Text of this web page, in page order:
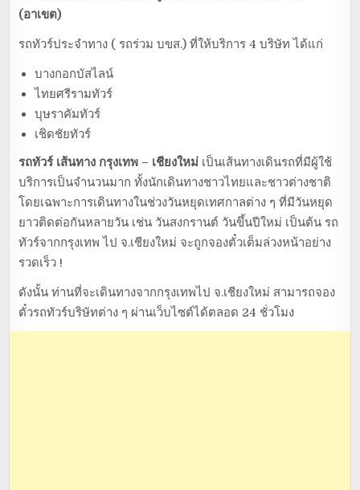
(อาเขต)
รถทัวร์ประจำทาง ( รถร่วม บขส.) ที่ให้บริการ 4 บริษัท ได้แก่
บางกอกบัสไลน์
ไทยศรีรามทัวร์
บุษราคัมทัวร์
เชิดชัยทัวร์
รถทัวร์ เส้นทาง กรุงเทพ – เชียงใหม่ เป็นเส้นทางเดินรถที่มีผู้ใช้
บริการเป็นจำนวนมาก ทั้งนักเดินทางชาวไทยและชาวต่างชาติ
โดยเฉพาะการเดินทางในช่วงวันหยุดเทศกาลต่าง ๆ ที่มีวันหยุด
ยาวติดต่อกันหลายวัน เช่น วันสงกรานต์ วันขึ้นปีใหม่ เป็นต้น รถ
ทัวร์จากกรุงเทพ ไป จ.เชียงใหม่ จะถูกจองตั๋วเต็มล่วงหน้าอย่าง
รวดเร็ว !
ดังนั้น ท่านที่จะเดินทางจากกรุงเทพไป จ.เชียงใหม่ สามารถจอง
ตั๋วรถทัวร์บริษัทต่าง ๆ ผ่านเว็บไซต์ได้ตลอด 24 ชั่วโมง